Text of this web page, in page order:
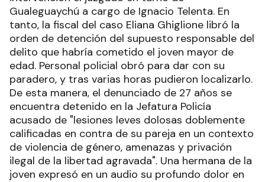
Gualeguaychú a cargo de Ignacio Telenta. En
tanto, la fiscal del caso Eliana Ghiglione libró la
orden de detención del supuesto responsable del
delito que habría cometido el joven mayor de
edad. Personal policial obró para dar con su
paradero, y tras varias horas pudieron localizarlo.
De esta manera, el denunciado de 27 años se
encuentra detenido en la Jefatura Policía
acusado de "lesiones leves dolosas doblemente
calificadas en contra de su pareja en un contexto
de violencia de género, amenazas y privación
ilegal de la libertad agravada". Una hermana de la
joven expresó en un audio su profundo dolor en